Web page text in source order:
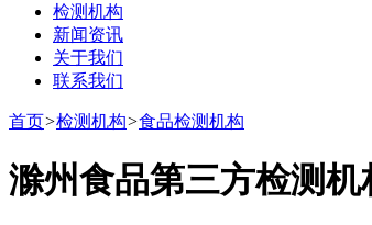
检测机构
新闻资讯
关于我们
联系我们
首页>检测机构>食品检测机构
滁州食品第三方检测